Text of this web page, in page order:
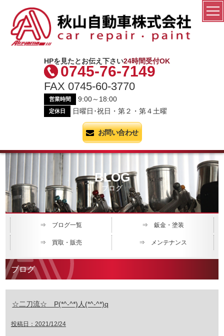
秋山自動車株式会社
HPを見たとお伝え下さい24時間受付OK
0745-76-7149
FAX 0745-60-3770
営業時間 9:00～18:00
定休日 日曜日･祝日・第２・第４土曜
お問い合わせ
BLOG
ブログ
⇒ ブログ一覧 ⇒ 鈑金・塗装
⇒ 買取・販売 ⇒ メンテナンス
ブログ
☆二刀流☆ P(*^-^*)人(*^-^*)q
投稿日：2021/12/24